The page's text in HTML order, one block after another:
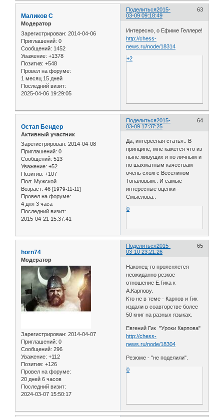
Поделиться 63
2015-
03-09 09:18:49
Маликов С
Модератор
Зарегистрирован: 2014-04-06
Приглашений: 0
Сообщений: 1452
Уважение: +1378
Позитив: +548
Провел на форуме:
1 месяц 15 дней
Последний визит:
2025-04-06 19:29:05
Интересно, о Ефиме Геллере!
http://chess-
news.ru/node/18314
+2
Поделиться 64
2015-
03-09 17:37:25
Остап Бендер
Активный участник
Зарегистрирован: 2014-04-08
Приглашений: 0
Сообщений: 513
Уважение: +52
Позитив: +107
Пол: Мужской
Возраст: 46 [1979-11-11]
Провел на форуме:
4 дня 3 часа
Последний визит:
2015-04-21 15:37:41
Да, интересная статья.. В
принципе, мне кажется что из
ныне живущих и по личным и
по шахматным качествам
очень схож с Веселином
Топаловым.. И самые
интересные оценки--
Смыслова..
0
Поделиться 65
2015-
03-10 23:21:26
horn74
Модератор
Зарегистрирован: 2014-04-07
Приглашений: 0
Сообщений: 296
Уважение: +112
Позитив: +126
Провел на форуме:
20 дней 6 часов
Последний визит:
2024-03-07 15:50:17
Наконец-то проясняется
неожиданно резкое
отношение Е.Гика к
А.Карпову.
Кто не в теме - Карпов и Гик
издали в соавторстве более
50 книг на разных языках.
Евгений Гик "Уроки Карпова"
http://chess-
news.ru/node/18304
Резюме - "не поделили".
0